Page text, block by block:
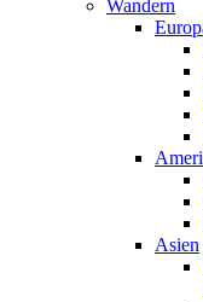
Wandern
Asien